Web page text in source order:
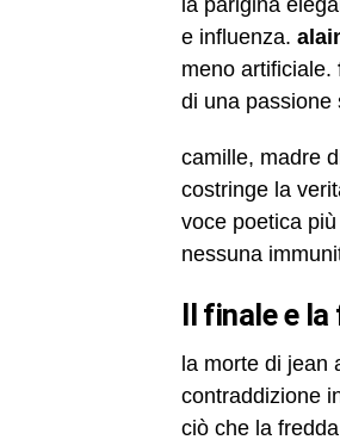
e influenza.
meno artificiale.
di una passione
camille, madre
costringe la
voce poetica
nessuna
il finale e
la morte di jean
contraddizione
ciò che la